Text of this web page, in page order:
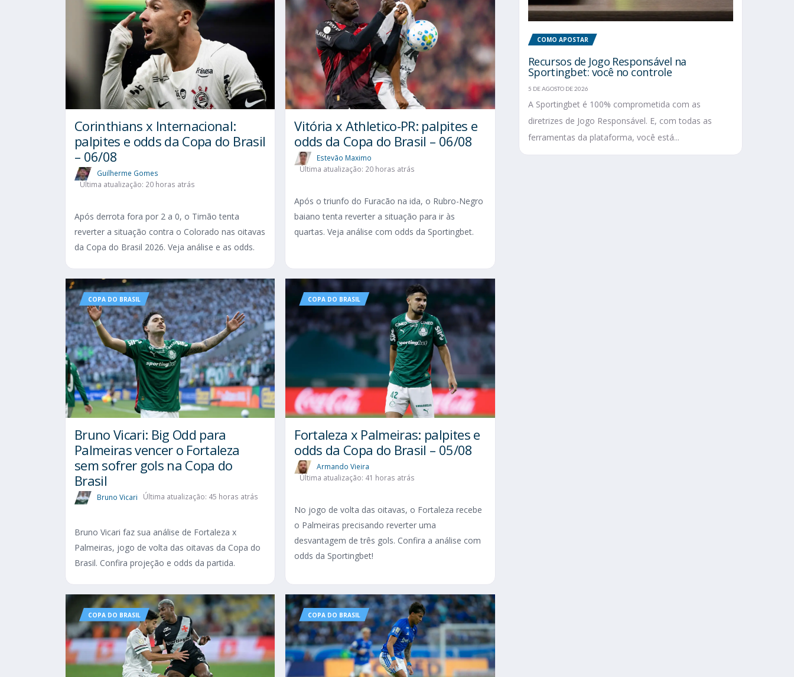
Corinthians x Internacional:
palpites e odds da Copa do Brasil
– 06/08
Guilherme Gomes
Última atualização: 20 horas atrás
Após derrota fora por 2 a 0, o Timão tenta
reverter a situação contra o Colorado nas oitavas
da Copa do Brasil 2026. Veja análise e as odds.
Vitória x Athletico-PR: palpites e
odds da Copa do Brasil – 06/08
Estevão Maximo
Última atualização: 20 horas atrás
Após o triunfo do Furacão na ida, o Rubro-Negro
baiano tenta reverter a situação para ir às
quartas. Veja análise com odds da Sportingbet.
COPA DO BRASIL
Bruno Vicari: Big Odd para
Palmeiras vencer o Fortaleza
sem sofrer gols na Copa do
Brasil
Bruno Vicari Última atualização: 45 horas atrás
Bruno Vicari faz sua análise de Fortaleza x
Palmeiras, jogo de volta das oitavas da Copa do
Brasil. Confira projeção e odds da partida.
COPA DO BRASIL
Fortaleza x Palmeiras: palpites e
odds da Copa do Brasil – 05/08
Armando Vieira
Última atualização: 41 horas atrás
No jogo de volta das oitavas, o Fortaleza recebe
o Palmeiras precisando reverter uma
desvantagem de três gols. Confira a análise com
odds da Sportingbet!
COPA DO BRASIL COPA DO BRASIL
COMO APOSTAR
Recursos de Jogo Responsável na
Sportingbet: você no controle
5 DE AGOSTO DE 2026
A Sportingbet é 100% comprometida com as
diretrizes de Jogo Responsável. E, com todas as
ferramentas da plataforma, você está...